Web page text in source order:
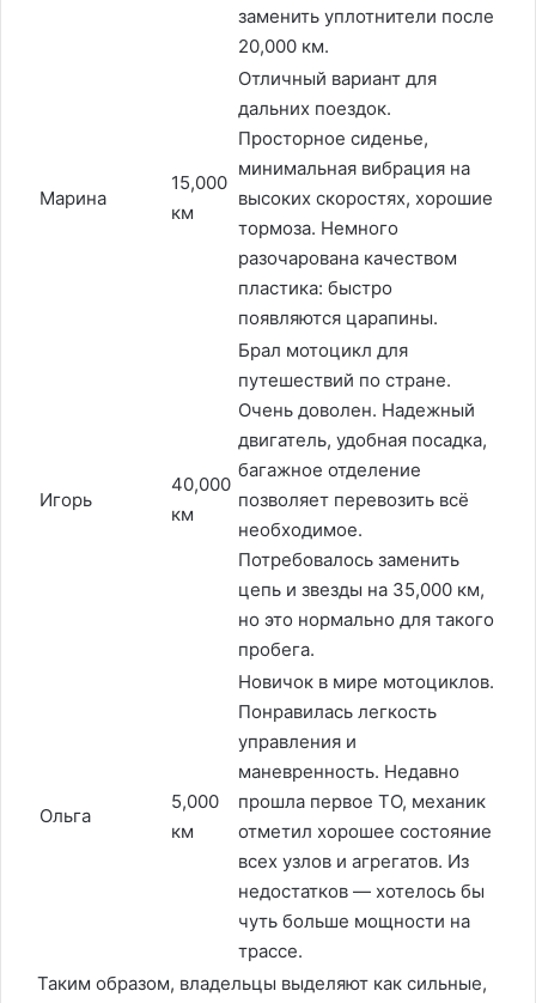
заменить уплотнители после
20,000 км.
Марина
15,000
км
Отличный вариант для
дальних поездок.
Просторное сиденье,
минимальная вибрация на
высоких скоростях, хорошие
тормоза. Немного
разочарована качеством
пластика: быстро
появляются царапины.
Игорь
40,000
км
Брал мотоцикл для
путешествий по стране.
Очень доволен. Надежный
двигатель, удобная посадка,
багажное отделение
позволяет перевозить всё
необходимое.
Потребовалось заменить
цепь и звезды на 35,000 км,
но это нормально для такого
пробега.
Ольга
5,000
км
Новичок в мире мотоциклов.
Понравилась легкость
управления и
маневренность. Недавно
прошла первое ТО, механик
отметил хорошее состояние
всех узлов и агрегатов. Из
недостатков — хотелось бы
чуть больше мощности на
трассе.
Таким образом, владельцы выделяют как сильные,